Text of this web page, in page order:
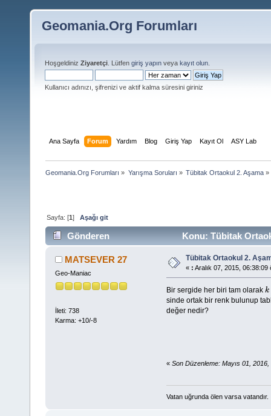
Geomania.Org Forumları
Hoşgeldiniz Ziyaretçi . Lütfen giriş yapın veya kayıt olun
Kullanıcı adınızı, şifrenizi ve aktif kalma süresini giriniz
Ana Sayfa Forum Yardım Blog Giriş Yap Kayıt Ol ASY Lab
Geomania.Org Forumları » Yarışma Soruları » Tübitak Ortaokul 2. Aşama»
Sayfa: [1]Aşağı git
Gönderen Konu: Tübitak
MATSEVER 27
Geo-Maniac
İleti: 738
Karma: +10/-8
Tübitak Ortaokul 2.
« : Aralık 07, 2015, 06:38:09
Bir sergide her biri tam olarak k
sinde ortak bir renk bulunup
değer nedir?
« Son Düzenleme: Mayıs 01,
Vatan uğrunda ölen varsa vatandır.